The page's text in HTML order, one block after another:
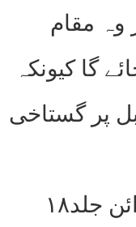
وہ مقام
گا کیونکہ
پر گستاخی
(دافع البلاء۔ روحانی خزائن جلد۱۸